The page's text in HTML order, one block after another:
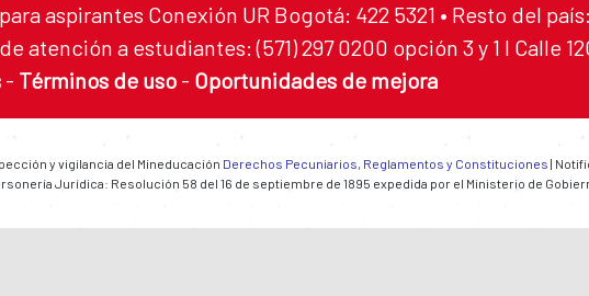
aspirantes Conexión UR Bogotá: 422 5321 • Resto del
atención a estudiantes: (571) 297 0200 opción 3 y 1 I Calle
- Términos de uso - Oportunidades de mejora
y vigilancia del Mineducación Derechos Pecuniarios, Reglamentos y Constituciones |
Jurídica: Resolución 58 del 16 de septiembre de 1895 expedida por el Ministerio de